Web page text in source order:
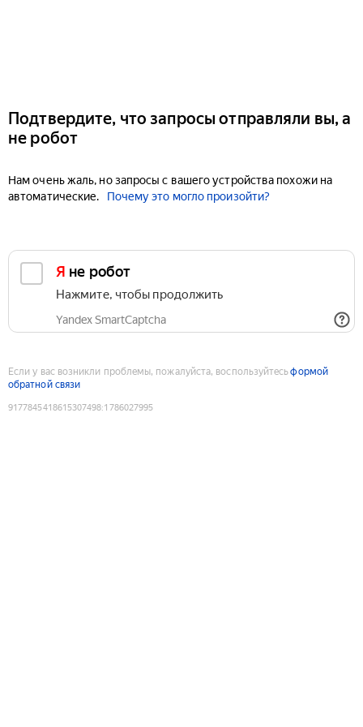
Подтвердите, что запросы отправляли вы, а
не робот
Нам очень жаль, но запросы с вашего устройства похожи на
автоматические.
Почему это могло произойти?
Я не робот
Нажмите, чтобы продолжить
Yandex SmartCaptcha
Если у вас возникли проблемы, пожалуйста, воспользуйтесьформой
обратной связи
9177845418615307498:1786027995